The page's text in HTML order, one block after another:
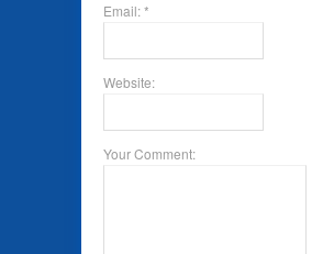
Email: *
Website:
Your Comment: